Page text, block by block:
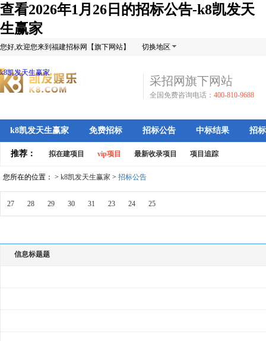
查看2026年1月26日的招标公告-k8凯发天
生赢家
您好,欢迎您来到福建招标网【旗下网站】 切换地区
k8凯发天生赢家
采招网旗下网站
全国免费咨询电话： 400-810-9688
k8凯发天生赢家 免费招标 招标公告 中标结果 招
推荐： 拟在建项目 vip项目 最新收录项目 项目追踪
您所在的位置： > k8凯发天生赢家 > 招标公告
27 28 29 30 31 23 24 25
信息标题题